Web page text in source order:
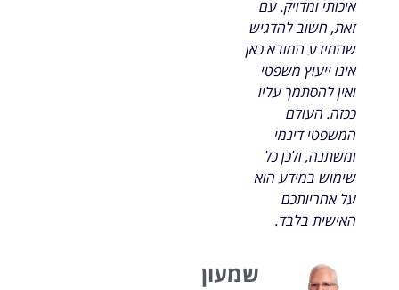
איכותי ומדויק. עם
זאת, חשוב להדגיש
שהמידע המובא כאן
אינו ייעוץ משפטי
ואין להסתמך עליו
ככזה. העולם
המשפטי דינמי
ומשתנה, ולכן כל
שימוש במידע הוא
על אחריותכם
האישית בלבד.
שמעון